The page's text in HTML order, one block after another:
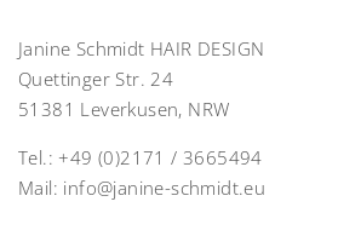
Janine Schmidt HAIR DESIGN
Quettinger Str. 24
51381 Leverkusen, NRW
Tel.:+49 (0)2171 / 3665494
Mail: info@janine-schmidt.eu